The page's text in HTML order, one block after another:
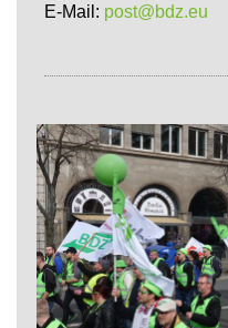
E-Mail: post@bdz.eu